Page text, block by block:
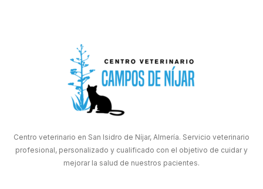
Centro veterinario en San Isidro de Níjar, Almería. Servicio veterinario
profesional, personalizado y cualificado con el objetivo de cuidar y
mejorar la salud de nuestros pacientes.